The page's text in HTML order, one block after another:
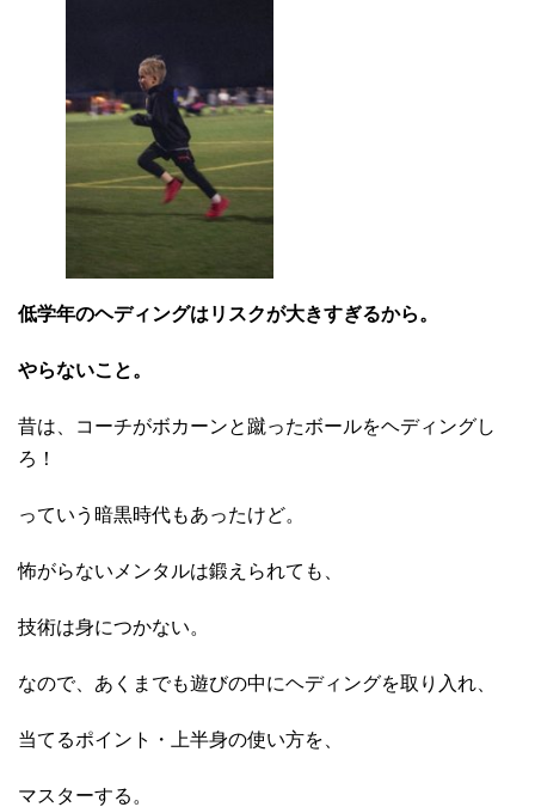
低学年のヘディングはリスクが大きすぎるから。
やらないこと。
昔は、コーチがボカーンと蹴ったボールをヘディングし
ろ！
っていう暗黒時代もあったけど。
怖がらないメンタルは鍛えられても、
技術は身につかない。
なので、あくまでも遊びの中にヘディングを取り入れ、
当てるポイント・上半身の使い方を、
マスターする。